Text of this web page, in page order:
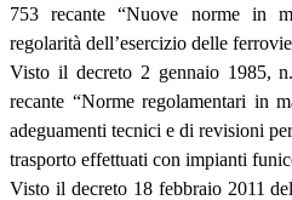
753 recante “Nuove norme in
regolarità dell’esercizio delle
Visto il decreto 2 gennaio 1985,
recante “Norme regolamentari in
adeguamenti tecnici e di revisioni
trasporto effettuati con impianti
Visto il decreto 18 febbraio 2011